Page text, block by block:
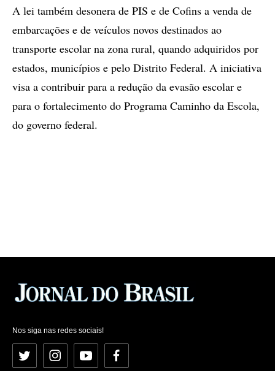
A lei também desonera de PIS e de Cofins a venda de
embarcações e de veículos novos destinados ao
transporte escolar na zona rural, quando adquiridos por
estados, municípios e pelo Distrito Federal. A iniciativa
visa a contribuir para a redução da evasão escolar e
para o fortalecimento do Programa Caminho da Escola,
do governo federal.
Nos siga nas redes sociais!
Twitter InstagramYouTubeFacebook